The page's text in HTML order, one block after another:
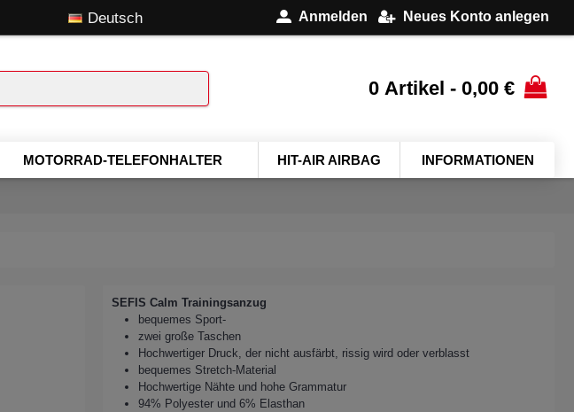
Deutsch Anmelden Neues Konto anlegen
0 Artikel - 0,00 €
MOTORRAD-TELEFONHALTER HIT-AIR AIRBAG INFORMATIONEN
SEFIS Calm Trainingsanzug
bequemes Sport-
zwei große Taschen
Hochwertiger Druck, der nicht ausfärbt, rissig wird oder verblasst
bequemes Stretch-Material
Hochwertige Nähte und hohe Grammatur
94% Polyester und 6% Elasthan